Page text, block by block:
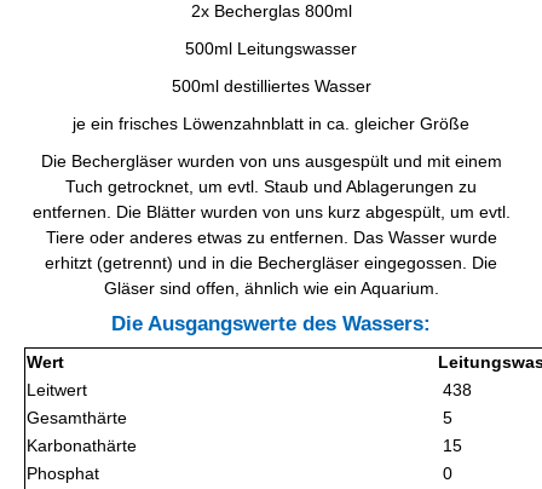
2x Becherglas 800ml
500ml Leitungswasser
500ml destilliertes Wasser
je ein frisches Löwenzahnblatt in ca. gleicher Größe
Die Bechergläser wurden von uns ausgespült und mit einem
Tuch getrocknet, um evtl. Staub und Ablagerungen zu
entfernen. Die Blätter wurden von uns kurz abgespült, um evtl.
Tiere oder anderes etwas zu entfernen. Das Wasser wurde
erhitzt (getrennt) und in die Bechergläser eingegossen. Die
Gläser sind offen, ähnlich wie ein Aquarium.
Die Ausgangswerte des Wassers:
Wert
Leitwert
438
Gesamthärte
5
Karbonathärte
15
Phosphat
0